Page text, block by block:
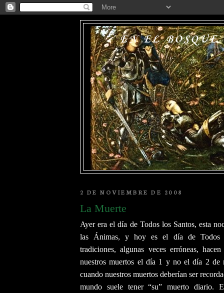
EN EL
2 DE NOVIEMBRE DE 2008
La Muerte
Ayer era el día de Todos los Santos, esta
las Ánimas, y hoy es el día de Todos
tradiciones, algunas veces erróneas,
nuestros muertos el día 1 y no el día 2 de
cuando nuestros muertos deberían ser
mundo suele tener “su” muerto diario.